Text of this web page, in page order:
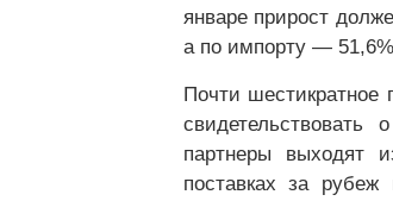
январе прирост
а по импорту —
Почти шестикратное
партнеры выходят
поставках за рубеж